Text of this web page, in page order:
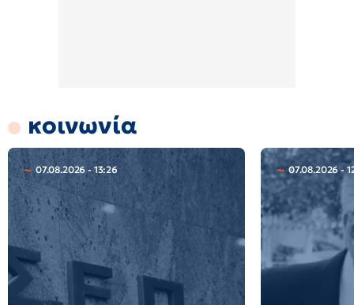
κοινωνία
07.08.2026 - 13:26 07.08.2026 -